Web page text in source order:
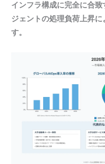
インフラ構成に完全に合
ジェントの処理負荷上昇
す。